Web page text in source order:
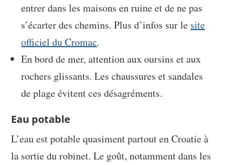
entrer dans les maisons en ruine et de ne pas
s’écarter des chemins. Plus d’infos sur le site
officiel du Cromac.
En bord de mer, attention aux oursins et aux
rochers glissants. Les chaussures et sandales
de plage évitent ces désagréments.
Eau potable
L’eau est potable quasiment partout en Croatie à
la sortie du robinet. Le goût, notamment dans les